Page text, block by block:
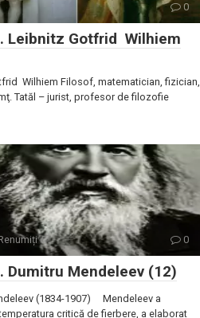
0
Leibnitz Gotfrid Wilhiem
Wilhiem Filosof, matematician, fizician,
Tatăl – jurist, profesor de filozofie
0
Dumitru Mendeleev (12)
(1834-1907) Mendeleev a
critică de fierbere, a elaborat